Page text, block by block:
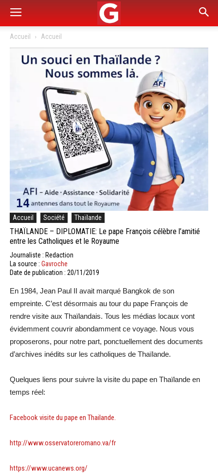
Accueil Accueil
Accueil Société Thaïlande
THAÏLANDE – DIPLOMATIE: Le pape François célèbre l’amitié
entre les Catholiques et le Royaume
Journaliste : Redaction
La source : Gavroche
Date de publication : 20/11/2019
En 1984, Jean Paul II avait marqué Bangkok de son
empreinte. C’est désormais au tour du pape François de
rendre visite aux Thaïlandais. Tous les médias locaux vont
évidemment couvrir abondamment ce voyage. Nous vous
proposerons, pour notre part, ponctuellement des documents
d’archives inédits sur les catholiques de Thaïlande.
Quelques liens pour suivre la visite du pape en Thaïlande en
temps réel:
Facebook visite du pape en Thailande.
http://www.osservatoreromano.va/fr
https://www.ucanews.org/